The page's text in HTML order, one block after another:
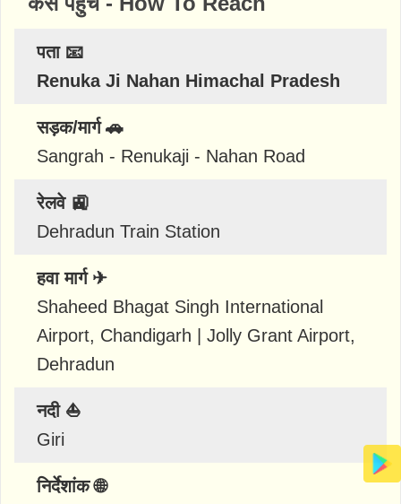
पता 📧
Renuka Ji Nahan Himachal Pradesh
सड़क/मार्ग 🚗
Sangrah - Renukaji - Nahan Road
रेलवे 🚉
Dehradun Train Station
हवा मार्ग ✈
Shaheed Bhagat Singh International
Airport, Chandigarh | Jolly Grant Airport,
Dehradun
नदी ⛵
Giri
निर्देशांक 🌐